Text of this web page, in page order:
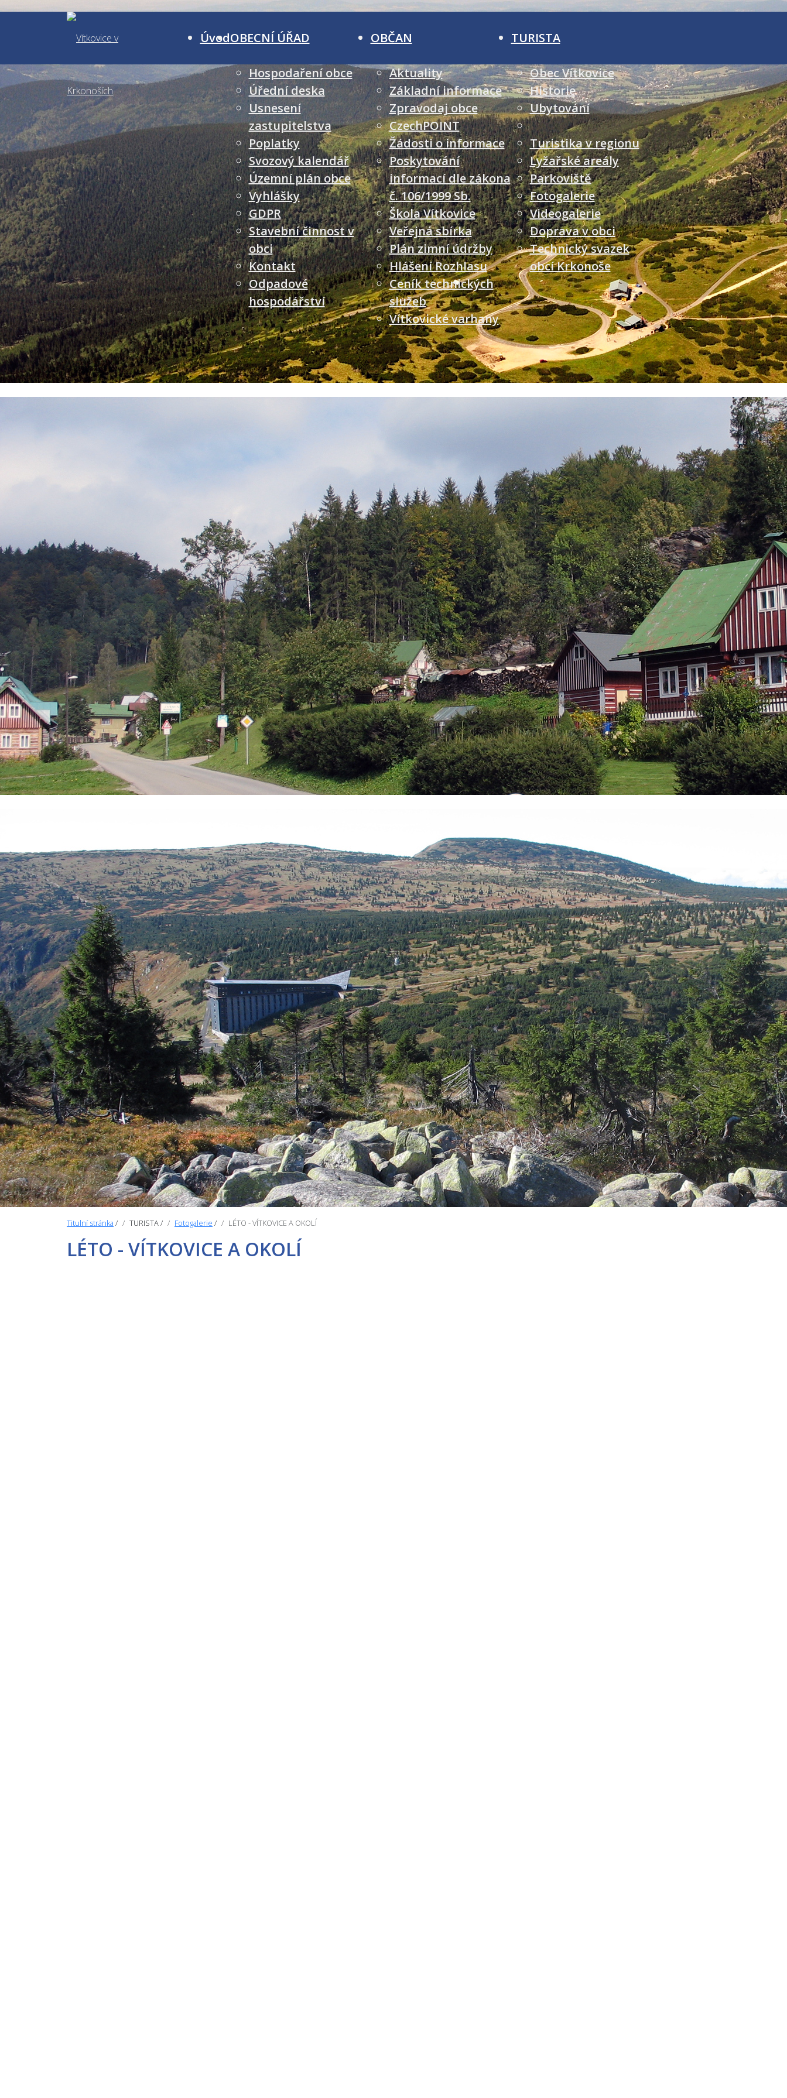
ÚvodOBECNÍ ÚŘAD
Hospodaření obce
Úřední deska
Usnesení
zastupitelstva
Poplatky
Svozový kalendář
Územní plán obce
Vyhlášky
GDPR
Stavební činnost v
obci
Kontakt
Odpadové
hospodářství
OBČAN
Aktuality
Základní informace
Zpravodaj obce
CzechPOINT
Žádosti o informace
Poskytování
informací dle zákona
č. 106/1999 Sb.
Škola Vítkovice
Veřejná sbírka
Plán zimní údržby
Hlášení Rozhlasu
Ceník technických
služeb
Vítkovické varhany
TURISTA
Obec Vítkovice
Historie
Ubytování
Turistika v regionu
Lyžařské areály
Parkoviště
Fotogalerie
Videogalerie
Doprava v obci
Technický svazek
obcí Krkonoše
Titulní stránka / TURISTA/ Fotogalerie / LÉTO - VÍTKOVICE A OKOLÍ
LÉTO - VÍTKOVICE A OKOLÍ